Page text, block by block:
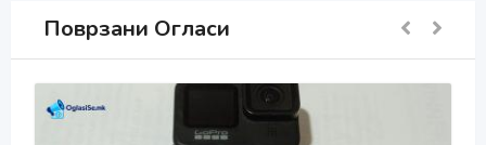
Поврзани Огласи